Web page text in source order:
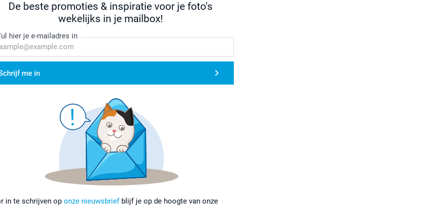
De beste promoties & inspiratie voor je foto's
wekelijks in je mailbox!
hier je e-mailadres in
me in
in te schrijven op onze nieuwsbriefblijf je op de hoogte van onze